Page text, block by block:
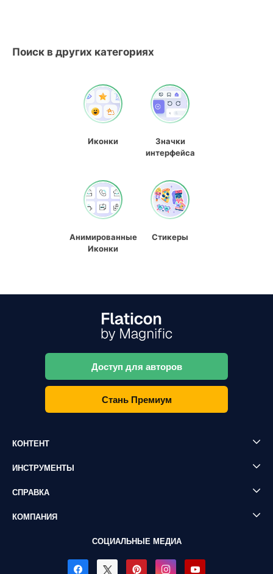
Поиск в других категориях
Иконки
Значки
интерфейса
Анимированные
Иконки
Стикеры
Доступ для авторов
Стань Премиум
КОНТЕНТ
ИНСТРУМЕНТЫ
СПРАВКА
КОМПАНИЯ
СОЦИАЛЬНЫЕ МЕДИА